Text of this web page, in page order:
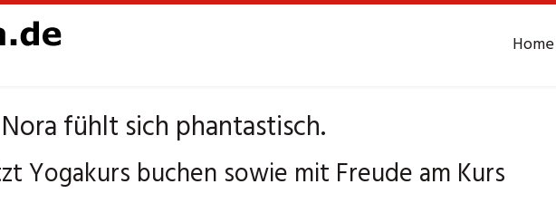
Home
fühlt sich phantastisch.
Yogakurs buchen sowie mit Freude am Kurs